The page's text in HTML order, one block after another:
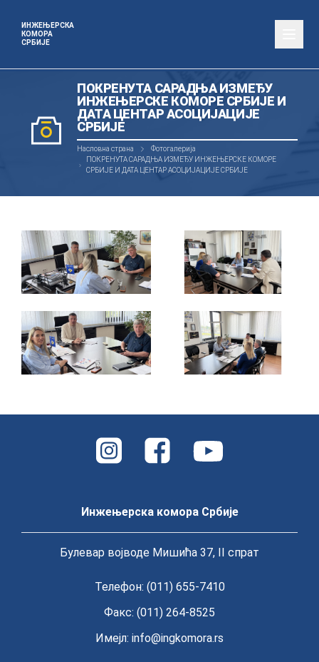
ИНЖЕЊЕРСКА
КОМОРА
СРБИЈЕ
ПОКРЕНУТА САРАДЊА ИЗМЕЂУ
ИНЖЕЊЕРСКЕ КОМОРЕ СРБИЈЕ И
ДАТА ЦЕНТАР АСОЦИЈАЦИЈЕ
СРБИЈЕ
Насловна страна
Фотогалерија
ПОКРЕНУТА САРАДЊА ИЗМЕЂУ ИНЖЕЊЕРСКЕ КОМОРЕ
СРБИЈЕ И ДАТА ЦЕНТАР АСОЦИЈАЦИЈЕ СРБИЈЕ
Инжењерска комора Србије
Булевар војводе Мишића 37, II спрат
Телефон: (011) 655-7410
Факс: (011) 264-8525
Имејл: info@ingkomora.rs